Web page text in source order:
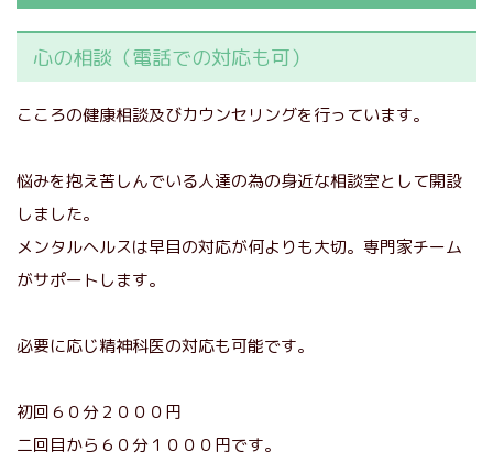
心の相談（電話での対応も可）
こころの健康相談及びカウンセリングを行っています。
悩みを抱え苦しんでいる人達の為の身近な相談室として開設
しました。
メンタルヘルスは早目の対応が何よりも大切。専門家チーム
がサポートします。
必要に応じ精神科医の対応も可能です。
初回６０分２０００円
二回目から６０分１０００円です。